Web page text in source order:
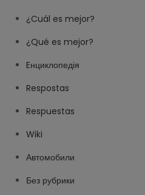
¿Cuál es mejor?
¿Qué es mejor?
Eнциклопедія
Respostas
Respuestas
Wiki
Автомобили
Без рубрики